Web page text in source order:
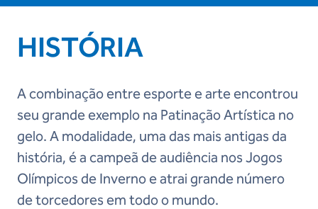
HISTÓRIA
A combinação entre esporte e arte encontrou
seu grande exemplo na Patinação Artística no
gelo. A modalidade, uma das mais antigas da
história, é a campeã de audiência nos Jogos
Olímpicos de Inverno e atrai grande número
de torcedores em todo o mundo.